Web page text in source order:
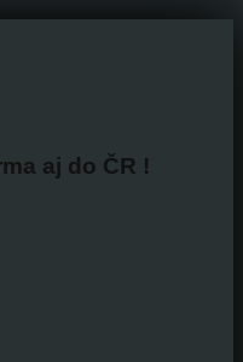
aj do ČR !